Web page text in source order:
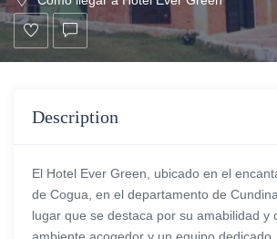
Description
El Hotel Ever Green, ubicado en el
de Cogua, en el departamento de
lugar que se destaca por su amabilidad y